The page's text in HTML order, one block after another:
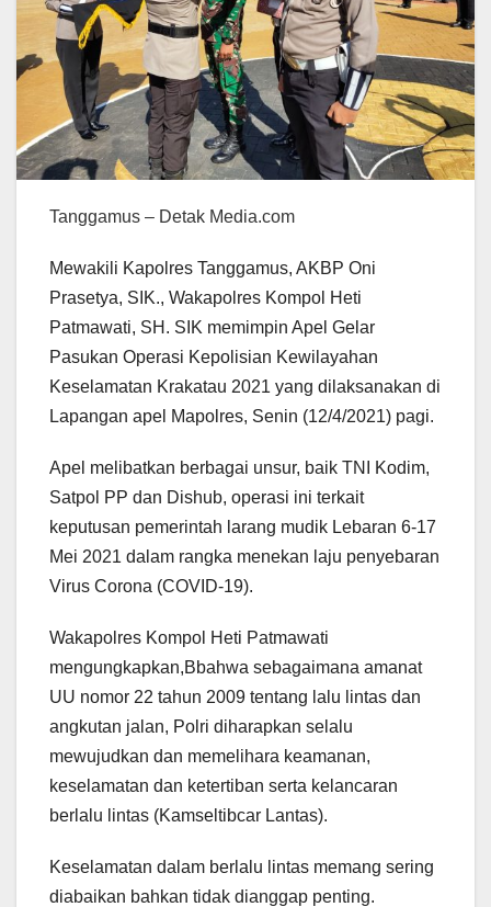
Tanggamus – Detak Media.com
Mewakili Kapolres Tanggamus, AKBP Oni
Prasetya, SIK., Wakapolres Kompol Heti
Patmawati, SH. SIK memimpin Apel Gelar
Pasukan Operasi Kepolisian Kewilayahan
Keselamatan Krakatau 2021 yang dilaksanakan di
Lapangan apel Mapolres, Senin (12/4/2021) pagi.
Apel melibatkan berbagai unsur, baik TNI Kodim,
Satpol PP dan Dishub, operasi ini terkait
keputusan pemerintah larang mudik Lebaran 6-17
Mei 2021 dalam rangka menekan laju penyebaran
Virus Corona (COVID-19).
Wakapolres Kompol Heti Patmawati
mengungkapkan,Bbahwa sebagaimana amanat
UU nomor 22 tahun 2009 tentang lalu lintas dan
angkutan jalan, Polri diharapkan selalu
mewujudkan dan memelihara keamanan,
keselamatan dan ketertiban serta kelancaran
berlalu lintas (Kamseltibcar Lantas).
Keselamatan dalam berlalu lintas memang sering
diabaikan bahkan tidak dianggap penting.